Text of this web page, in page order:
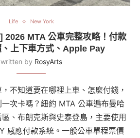
Life New York
2026 MTA 公車完整攻略！付款
上下車方式、Apple Pay
written by RosyArts
不知道要在哪裡上車、怎麼付錢，
次卡嗎？紐約 MTA 公車遍布曼哈
、布朗克斯與史泰登島，主要使用
感應付款系統。一般公車單程票價